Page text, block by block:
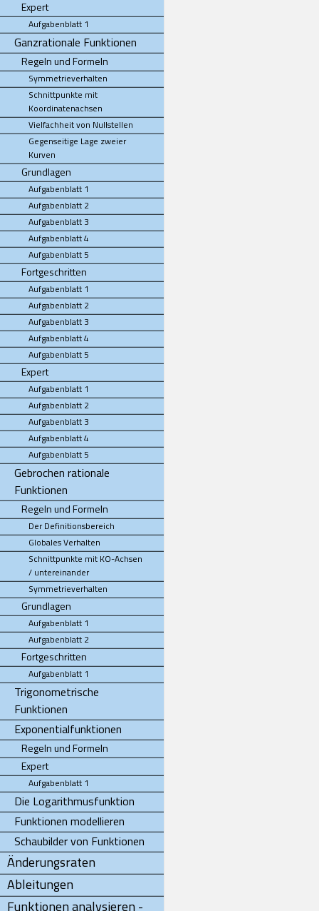
Expert
Aufgabenblatt 1
Ganzrationale Funktionen
Regeln und Formeln
Symmetrieverhalten
Schnittpunkte mit
Koordinatenachsen
Vielfachheit von Nullstellen
Gegenseitige Lage zweier
Kurven
Grundlagen
Aufgabenblatt 1
Aufgabenblatt 2
Aufgabenblatt 3
Aufgabenblatt 4
Aufgabenblatt 5
Fortgeschritten
Aufgabenblatt 1
Aufgabenblatt 2
Aufgabenblatt 3
Aufgabenblatt 4
Aufgabenblatt 5
Expert
Aufgabenblatt 1
Aufgabenblatt 2
Aufgabenblatt 3
Aufgabenblatt 4
Aufgabenblatt 5
Gebrochen rationale
Funktionen
Regeln und Formeln
Der Definitionsbereich
Globales Verhalten
Schnittpunkte mit KO-Achsen
/ untereinander
Symmetrieverhalten
Grundlagen
Aufgabenblatt 1
Aufgabenblatt 2
Fortgeschritten
Aufgabenblatt 1
Trigonometrische
Funktionen
Exponentialfunktionen
Regeln und Formeln
Expert
Aufgabenblatt 1
Die Logarithmusfunktion
Funktionen modellieren
Schaubilder von Funktionen
Änderungsraten
Ableitungen
Funktionen analysieren -